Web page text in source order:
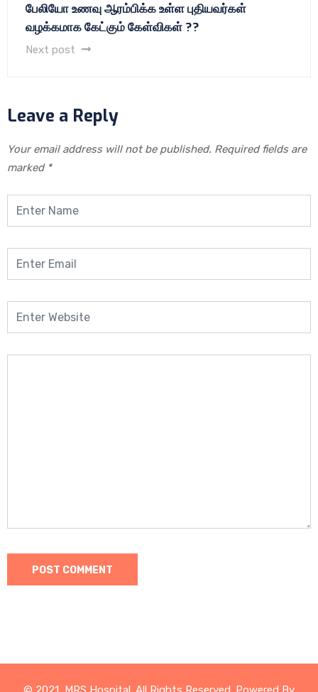
பேலியோ உணவு ஆரம்பிக்க உள்ள புதியவர்கள்
வழக்கமாக கேட்கும் கேள்விகள் ??
Next post
Leave a Reply
Your email address will not be published. Required fields are
marked *